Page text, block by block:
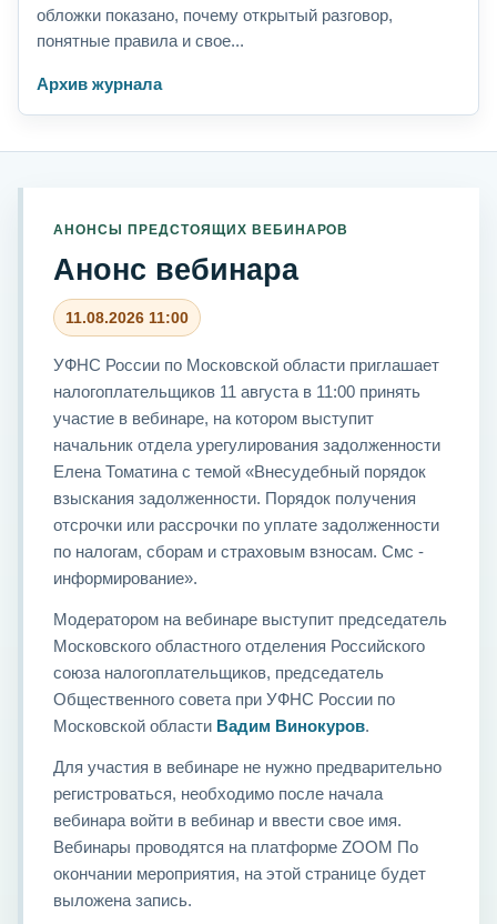
обложки показано, почему открытый разговор,
понятные правила и свое...
Архив журнала
АНОНСЫ ПРЕДСТОЯЩИХ ВЕБИНАРОВ
Анонс вебинара
11.08.2026 11:00
УФНС России по Московской области приглашает
налогоплательщиков 11 августа в 11:00 принять
участие в вебинаре, на котором выступит
начальник отдела урегулирования задолженности
Елена Томатина с темой «Внесудебный порядок
взыскания задолженности. Порядок получения
отсрочки или рассрочки по уплате задолженности
по налогам, сборам и страховым взносам. Смс -
информирование».
Модератором на вебинаре выступит председатель
Московского областного отделения Российского
союза налогоплательщиков, председатель
Общественного совета при УФНС России по
Московской области Вадим Винокуров.
Для участия в вебинаре не нужно предварительно
регистроваться, необходимо после начала
вебинара войти в вебинар и ввести свое имя.
Вебинары проводятся на платформе ZOOM По
окончании мероприятия, на этой странице будет
выложена запись.